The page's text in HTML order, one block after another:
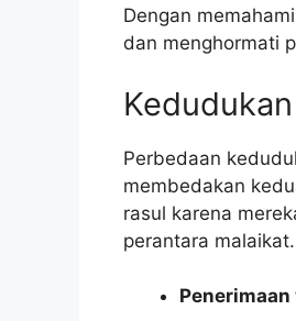
Dengan
dan menghormati
Kedudukan
Perbedaan
membedakan
rasul karena
perantara
Penerimaan